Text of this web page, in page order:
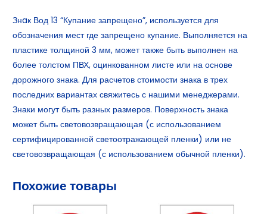
Знaк Вод 13 “Купание запрещено”, используется для
обозначения мест где запрещено купание. Выполняется на
пластике толщиной 3 мм, может также быть выполнен на
более толстом ПВХ, оцинкованном листе или на основе
дорожного знака. Для расчетов стоимости знака в трех
последних вариантах свяжитесь с нашими менеджерами.
Знаки могут быть разных размеров. Поверхность знака
может быть световозвращающая (с использованием
сертифицированной светоотражающей пленки) или не
световозвращающая (с использованием обычной пленки).
Похожие товары